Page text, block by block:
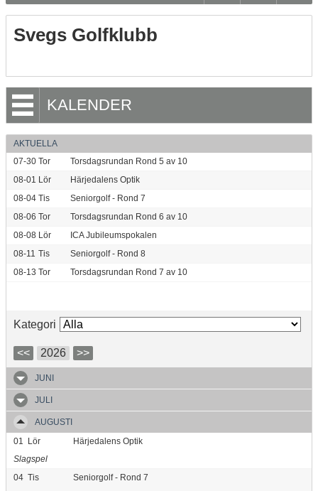
Svegs Golfklubb
KALENDER
AKTUELLA
07-30 Tor
Torsdagsrundan Rond 5 av 10
08-01 Lör
Härjedalens Optik
08-04 Tis
Seniorgolf - Rond 7
08-06 Tor
Torsdagsrundan Rond 6 av 10
08-08 Lör
ICA Jubileumspokalen
08-11 Tis
Seniorgolf - Rond 8
08-13 Tor Torsdagsrundan Rond 7 av 10
Kategori
<< 2026 >>
JUNI
JULI
AUGUSTI
01
Lör
Härjedalens Optik
Slagspel
04 Tis
Seniorgolf - Rond 7